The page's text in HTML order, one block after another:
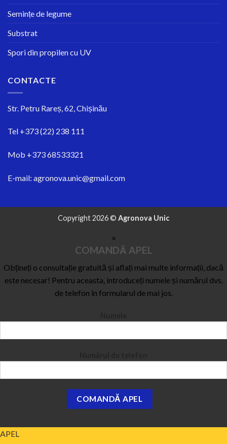
Semințe de legume
Substrat
Spori din propilen cu UV
CONTACTE
Str. Petru Rareș, 62, Chișinău
Tel +373 (22) 238 111
Mob +373 68533321
E-mail: agronova.unic@gmail.com
Copyright 2026 © Agronova Unic
×
COMANDĂ APEL
Obțineți o consultație gratuită și aflați mai multe informații, dacă
este necesar! Pentru aceasta, introduceți numele și numărul dvs.
de telefon în formularul de mai jos.
APEL